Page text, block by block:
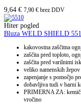
9,64 € 7,90 € brez DDV
Hiter pogled
Bluza WELD SHIELD
kakovostna zaščitna
zaščita pred toploto,
zaščita pred varilnimi
veliko namenskih žepov
zapenjanje s pomočjo
dobavljiva tudi v barni
PRIMERNA ZA:
vročino